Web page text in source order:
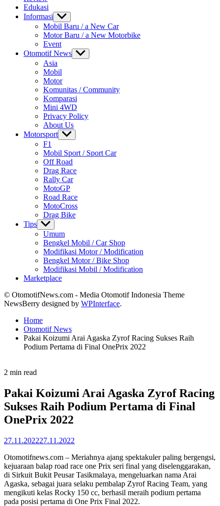
Edukasi
Informasi Show
sub
menu
Mobil Baru / a New Car
Motor Baru / a New Motorbike
Event
Otomotif News Show
sub
Asia
Mobil
Motor
Komunitas / Community
Komparasi
Mini 4WD
Privacy Policy
About Us
Motorsport Show
sub
menu
F1
Mobil Sport / Sport Car
Off Road
Drag Race
Rally Car
MotoGP
Road Race
MotoCross
Drag Bike
Tips Show
sub
menu
Umum
Bengkel Mobil / Car Shop
Modifikasi Motor / Modification
Bengkel Motor / Bike Shop
Modifikasi Mobil / Modification
Marketplace
© OtomotifNews.com - Media Otomotif Indonesia Theme
NewsBerry designed by WPInterface.
Home
Otomotif News
Pakai Koizumi Arai Agaska Zyrof Racing Sukses Raih
Podium Pertama di Final OnePrix 2022
Estimated
time
2 min read
Pakai Koizumi Arai Agaska Zyrof Racing
Sukses Raih Podium Pertama di Final
OnePrix 2022
27.11.202227.11.2022
Otomotifnews.com – Meriahnya ajang spektakuler paling bergengsi,
kejuaraan balap road race one Prix seri final yang diselenggarakan,
di Sirkuit Bukit Peusar Tasikmalaya, mengeluarkan nama Arai
Agaska, sebagai juara selaku pembalap Zyrof Racing Team, yang
mengikuti kelas Rocky 150 cc, berhasil meraih podium pertama
pada posisi pertama di One Prix Final 2022.